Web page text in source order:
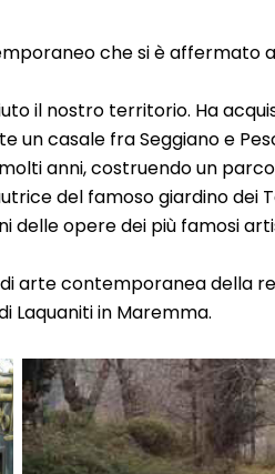
che si è affermato
il nostro territorio. Ha
un casale fra Seggiano e
anni, costruendo un
del famoso giardino
delle opere dei più famosi
arte contemporanea della
Laquaniti in Maremma.